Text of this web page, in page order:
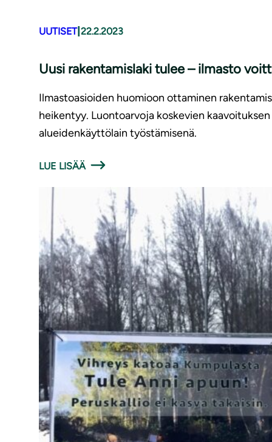
UUTISET| 22.2.2023
Uusi rakentamislaki tulee – ilmasto
Ilmastoasioiden huomioon ottaminen
heikentyy. Luontoarvoja koskevien
alueidenkäyttölain työstämisenä.
LUE LISÄÄ